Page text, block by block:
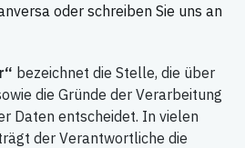
oder schreiben Sie uns an
bezeichnet die Stelle, die über
die Gründe der Verarbeitung
Daten entscheidet. In vielen
der Verantwortliche die